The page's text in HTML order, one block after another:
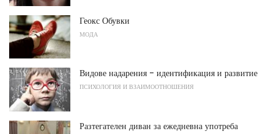
Геокс Обувки
МОДА
Видове надарения - идентификация и развитие
ПСИХОЛОГИЯ И ВЗАИМООТНОШЕНИЯ
Разтегателен диван за ежедневна употреба